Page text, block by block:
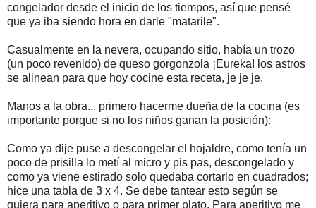
congelador desde el inicio de los tiempos, así que pensé
que ya iba siendo hora en darle "matarile".
Casualmente en la nevera, ocupando sitio, había un trozo
(un poco revenido) de queso gorgonzola ¡Eureka! los astros
se alinean para que hoy cocine esta receta, je je je.
Manos a la obra... primero hacerme dueña de la cocina (es
importante porque si no los niños ganan la posición):
Como ya dije puse a descongelar el hojaldre, como tenía un
poco de prisilla lo metí al micro y pis pas, descongelado y
como ya viene estirado solo quedaba cortarlo en cuadrados;
hice una tabla de 3 x 4. Se debe tantear esto según se
quiera para aperitivo o para primer plato. Para aperitivo me